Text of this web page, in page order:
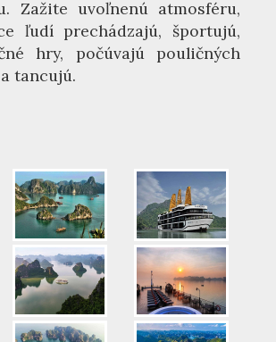
Zažite uvoľnenú atmosféru,
ľudí prechádzajú, športujú,
hry, počúvajú pouličných
tancujú.